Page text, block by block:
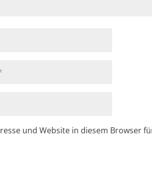
und Website in diesem Browser